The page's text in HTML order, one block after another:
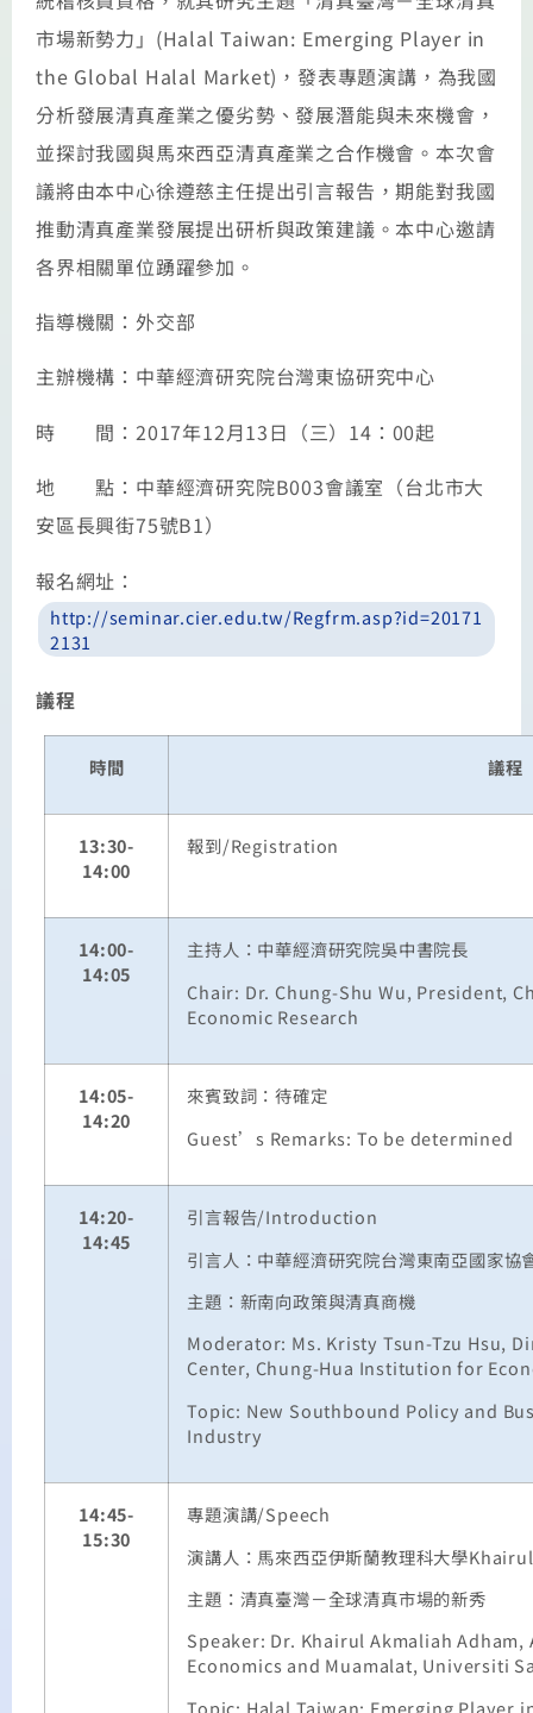
市場新勢力」 (Halal Taiwan: Emerging Player in
the Global Halal Market) ，發表專題演講，為我國
分析發展清真產業之優劣勢、發展潛能與未來機會，
並探討我國與馬來西亞清真產業之合作機會。本次會
議將由本中心徐遵慈主任提出引言報告，期能對我國
推動清真產業發展提出研析與政策建議。本中心邀請
各界相關單位踴躍參加。
指導機關：外交部
主辦機構：中華經濟研究院台灣東協研究中心
時 間： 2017年12月13日（三） 14 ： 00起
地 點：中華經濟研究院B003會議室（台北市大
安區長興街75號B1）
報名網址：
http://seminar.cier.edu.tw/Regfrm.asp?id=20171
2131
議程
時間 議程
13:30-
14:00
報到/Registration
14:00-
14:05
主持人：中華經濟研究院吳中書院長
Chair: Dr. Chung-Shu Wu, President,
Economic Research
14:05-
14:20
來賓致詞：待確定
Guest’s Remarks: To be determined
14:20-
14:45
引言報告/Introduction
引言人：中華經濟研究院台灣東南亞國家協
主題：新南向政策與清真商機
Moderator: Ms. Kristy Tsun-Tzu Hsu,
Center, Chung-Hua Institution for
Topic: New Southbound Policy and
Industry
14:45-
15:30
專題演講/Speech
演講人：馬來西亞伊斯蘭教理科大學
主題：清真臺灣－全球清真市場的新秀
Speaker: Dr. Khairul Akmaliah
Economics and Muamalat, Universiti
Topic: Halal Taiwan: Emerging Player